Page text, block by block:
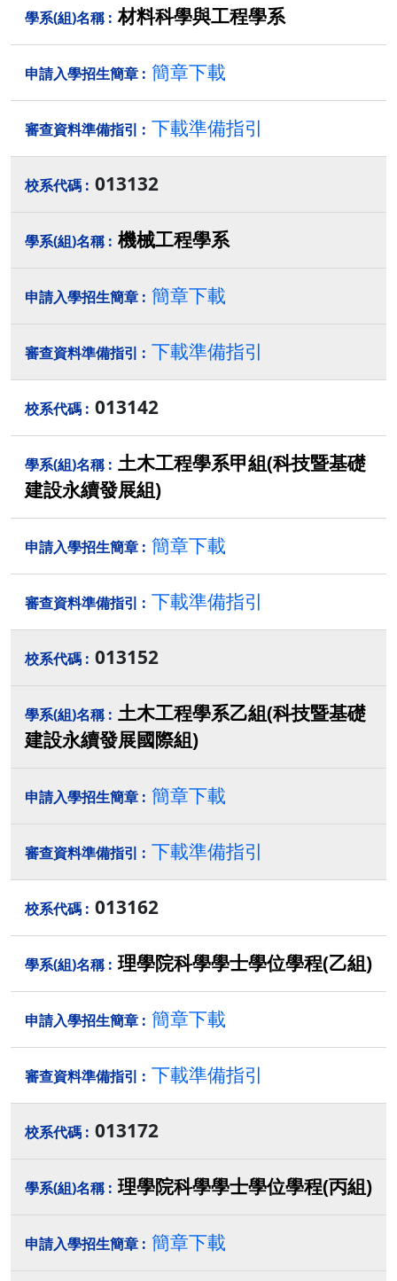
材料科學與工程學系
簡章下載
下載準備指引
013132
機械工程學系
簡章下載
下載準備指引
013142
土木工程學系甲組(科技暨基礎
建設永續發展組)
簡章下載
下載準備指引
013152
土木工程學系乙組(科技暨基礎
建設永續發展國際組)
簡章下載
下載準備指引
013162
理學院科學學士學位學程(乙組)
簡章下載
下載準備指引
013172
理學院科學學士學位學程(丙組)
簡章下載